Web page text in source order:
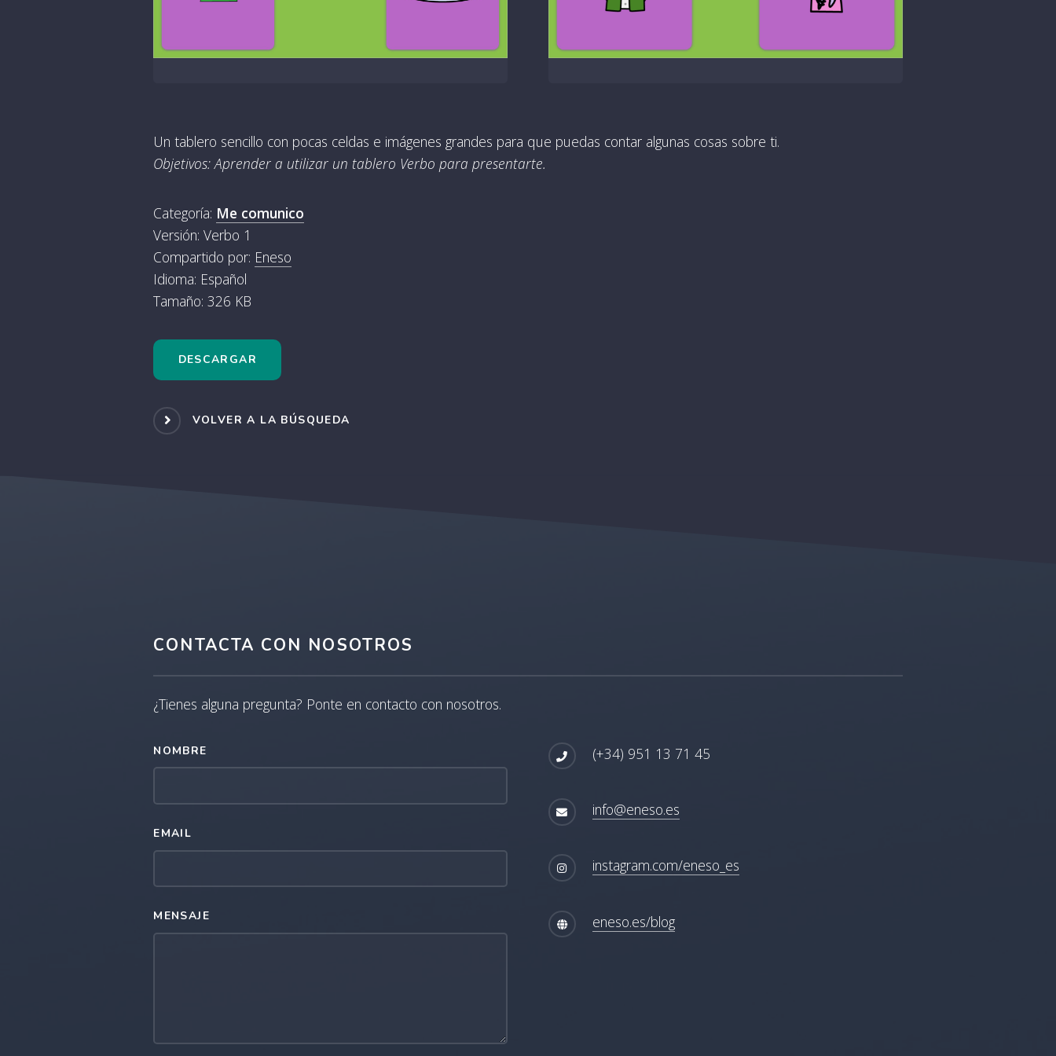
Un tablero sencillo con pocas celdas e imágenes grandes para que puedas contar algunas cosas sobre ti.
Objetivos: Aprender a utilizar un tablero Verbo para presentarte.
Categoría: Me comunico
Versión: Verbo 1
Compartido por: Eneso
Idioma: Español
Tamaño: 326 KB
DESCARGAR
VOLVER A LA BÚSQUEDA
CONTACTA CON NOSOTROS
¿Tienes alguna pregunta? Ponte en contacto con nosotros.
NOMBRE
EMAIL
MENSAJE
(+34) 951 13 71 45
info@eneso.es
instagram.com/eneso_es
eneso.es/blog